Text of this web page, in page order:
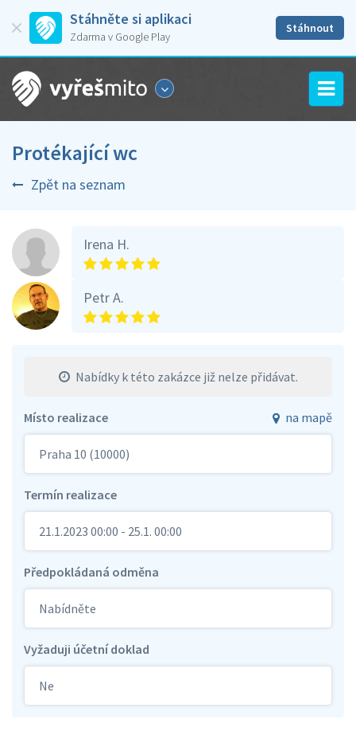
Stáhněte si aplikaci
Zdarma v Google Play
Stáhnout
Protékající wc
Zpět na seznam
Irena H.
Petr A.
Nabídky k této zakázce již nelze přidávat.
Místo realizace na mapě
Praha 10 (10000)
Termín realizace
21.1.2023 00:00 - 25.1. 00:00
Předpokládaná odměna
Nabídněte
Vyžaduji účetní doklad
Ne